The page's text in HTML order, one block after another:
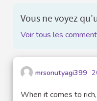
Vous ne voyez
Voir tous les
mrsonutyagi399
When it comes to